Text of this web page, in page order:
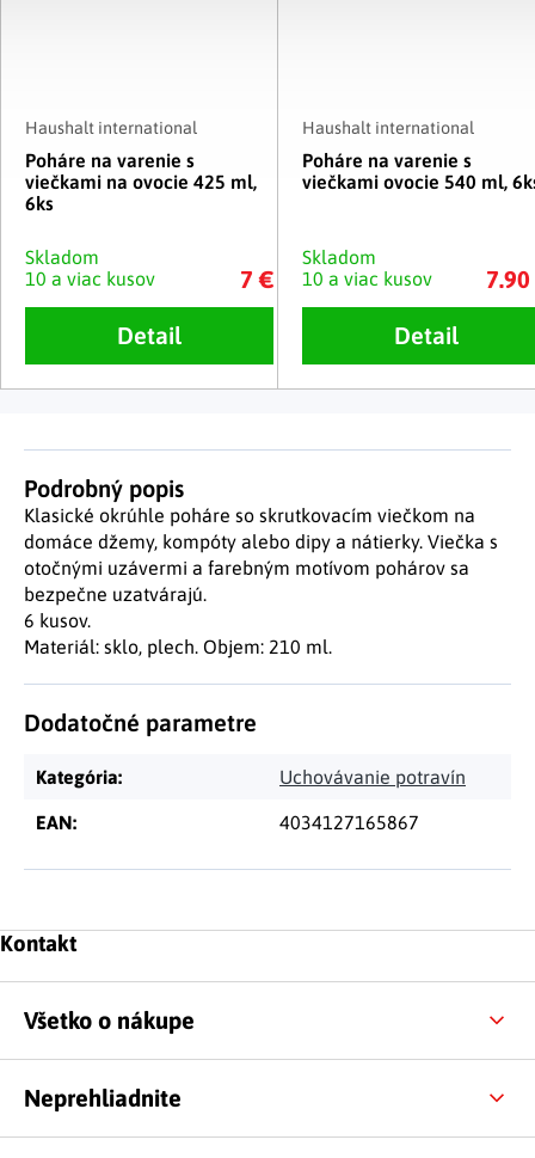
Haushalt international
Poháre na varenie s
viečkami na ovocie 425 ml,
6ks
Skladom
10 a viac kusov
7 €
Detail
Haushalt international
Poháre na varenie s
viečkami ovocie 540 ml,
Skladom
10 a viac kusov
Detail
Podrobný popis
Klasické okrúhle poháre so skrutkovacím viečkom na
domáce džemy, kompóty alebo dipy a nátierky. Viečka s
otočnými uzávermi a farebným motívom pohárov sa
bezpečne uzatvárajú.
6 kusov.
Materiál: sklo, plech. Objem: 210 ml.
Dodatočné parametre
Kategória: Uchovávanie potravín
EAN: 4034127165867
Zápätie
Kontakt
Všetko o nákupe
Neprehliadnite